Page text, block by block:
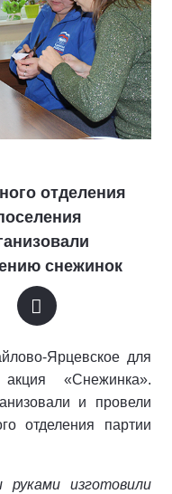
отделения
снежинок
Ярцевское для
«Снежинка».
и провели
отделения партии
изготовили